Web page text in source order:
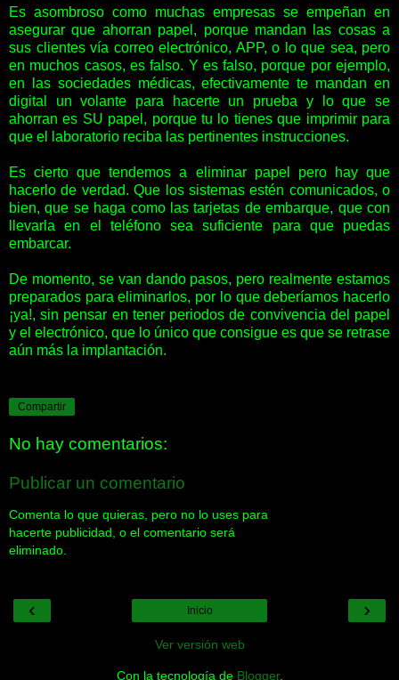
Es asombroso como muchas empresas se empeñan en
asegurar que ahorran papel, porque mandan las cosas a
sus clientes vía correo electrónico, APP, o lo que sea, pero
en muchos casos, es falso. Y es falso, porque por ejemplo,
en las sociedades médicas, efectivamente te mandan en
digital un volante para hacerte un prueba y lo que se
ahorran es SU papel, porque tu lo tienes que imprimir para
que el laboratorio reciba las pertinentes instrucciones.
Es cierto que tendemos a eliminar papel pero hay que
hacerlo de verdad. Que los sistemas estén comunicados, o
bien, que se haga como las tarjetas de embarque, que con
llevarla en el teléfono sea suficiente para que puedas
embarcar.
De momento, se van dando pasos, pero realmente estamos
preparados para eliminarlos, por lo que deberíamos hacerlo
¡ya!, sin pensar en tener periodos de convivencia del papel
y el electrónico, que lo único que consigue es que se retrase
aún más la implantación.
Compartir
No hay comentarios:
Publicar un comentario
Comenta lo que quieras, pero no lo uses para
hacerte publicidad, o el comentario será
eliminado.
‹ ›
Inicio
Ver versión web
Con la tecnología de Blogger.